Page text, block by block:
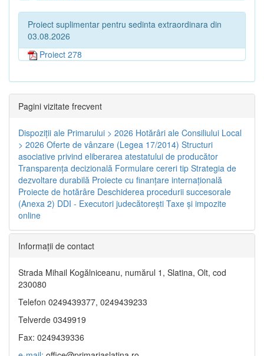
Proiect suplimentar pentru sedinta extraordinara din
03.08.2026
Proiect 278
Pagini vizitate frecvent
Dispoziţii ale Primarului > 2026 Hotărâri ale Consiliului Local
> 2026 Oferte de vânzare (Legea 17/2014) Structuri
asociative privind eliberarea atestatului de producător
Transparenţa decizională Formulare cereri tip Strategia de
dezvoltare durabilă Proiecte cu finanţare internaţională
Proiecte de hotărâre Deschiderea procedurii succesorale
(Anexa 2) DDI - Executori judecătorești Taxe şi impozite
online
Informaţii de contact
Strada Mihail Kogălniceanu, numărul 1, Slatina, Olt, cod
230080
Telefon 0249439377, 0249439233
Telverde 0349919
Fax: 0249439336